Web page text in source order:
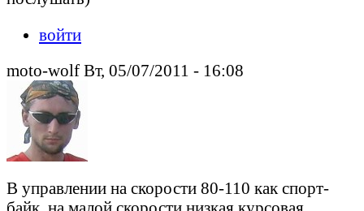
войти
moto-wolf Вт, 05/07/2011 - 16:08
В управлении на скорости 80-110 как спорт-